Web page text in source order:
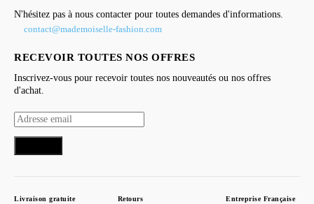
N'hésitez pas à nous contacter pour toutes demandes d'informations.
contact@mademoiselle-fashion.com
RECEVOIR TOUTES NOS OFFRES
Inscrivez-vous pour recevoir toutes nos nouveautés ou nos offres
d'achat.
Livraison gratuite Retours Entreprise Française